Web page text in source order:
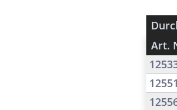
Art.